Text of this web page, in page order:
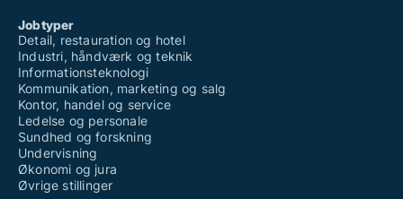
Jobtyper
Detail, restauration og hotel
Industri, håndværk og teknik
Informationsteknologi
Kommunikation, marketing og salg
Kontor, handel og service
Ledelse og personale
Sundhed og forskning
Undervisning
Økonomi og jura
Øvrige stillinger